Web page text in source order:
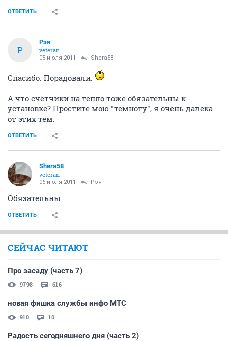
ОТВЕТИТЬ
Р
Рэя
veteran
05 июля 2011 Shera58
Спасибо. Порадовали.
А что счётчики на тепло тоже обязательны к
установке? Простите мою "темноту", я очень далека
от этих тем.
ОТВЕТИТЬ
Shera58
veteran
06 июля 2011 Рэя
Обязательны
ОТВЕТИТЬ
СЕЙЧАС ЧИТАЮТ
Про засаду (часть 7)
9798 616
новая фишка службы инфо МТС
910 10
Радость сегодняшнего дня (часть 2)